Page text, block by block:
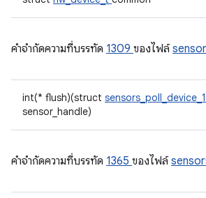
คําจํากัดความที่บรรทัด 1309 ของไฟล์
int(* flush)(struct sensors_poll_device_1
sensor_handle)
คําจํากัดความที่บรรทัด 1365 ของไฟล์